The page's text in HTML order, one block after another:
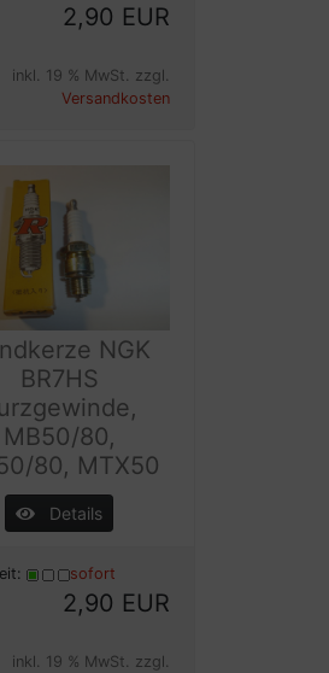
2,90 EUR
inkl. 19 % MwSt. zzgl.
Versandkosten
NGK
BR7HS
MB50/80,
80, MTX50
Details
sofort
2,90 EUR
inkl. 19 % MwSt. zzgl.